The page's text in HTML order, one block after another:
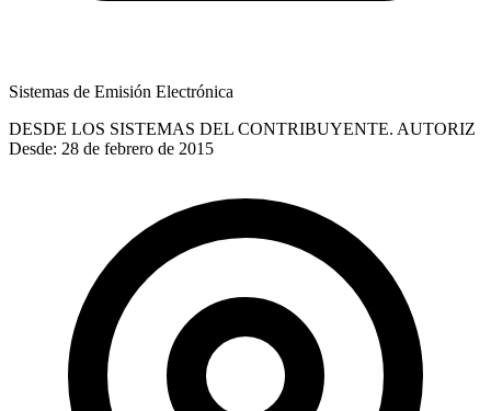
Sistemas de Emisión Electrónica
DESDE LOS SISTEMAS DEL CONTRIBUYENTE. AUTORIZ
Desde: 28 de febrero de 2015